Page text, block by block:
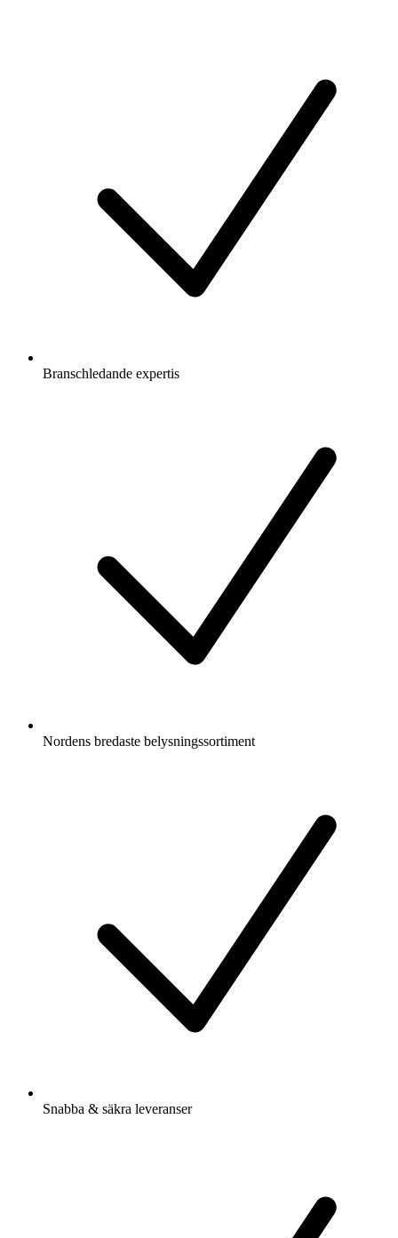
Branschledande expertis
Nordens bredaste belysningssortiment
Snabba & säkra leveranser